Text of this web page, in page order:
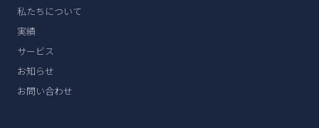
私たちについて
実績
サービス
お知らせ
お問い合わせ